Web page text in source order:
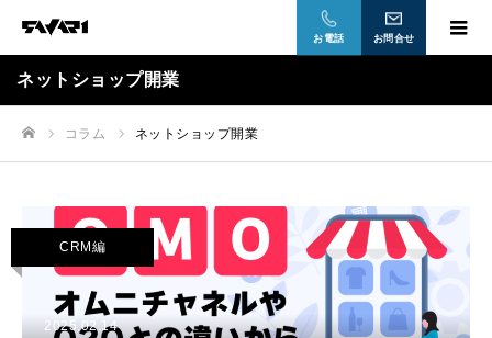
お電話 お問合せ
ネットショップ開業
コラム ネットショップ開業
CRM編
2025.02.14